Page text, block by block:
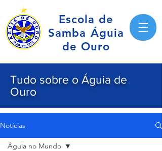
Escola de
Samba Águia
de Ouro
Tudo sobre o Águia de
Ouro
Notícias
Águia no Mundo